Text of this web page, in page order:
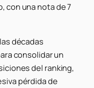
con una nota de 7
décadas
consolidar un
del ranking,
pérdida de